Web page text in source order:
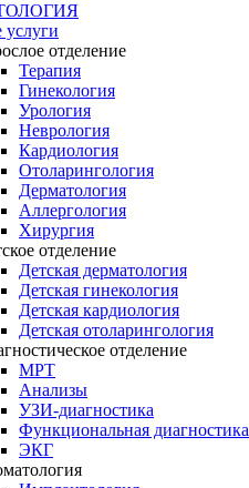
услуги
отделение
Терапия
Гинекология
Урология
Неврология
Кардиология
Отоларингология
Дерматология
Аллергология
Хирургия
отделение
Детская дерматология
Детская гинекология
Детская кардиология
Детская отоларингология
отделение
МРТ
Анализы
УЗИ-диагностика
Функциональная диагностика
ЭКГ